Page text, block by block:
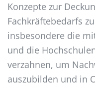
Konzepte zur
Fachkräftebedarfs
insbesondere die
und die
verzahnen, um
auszubilden und in